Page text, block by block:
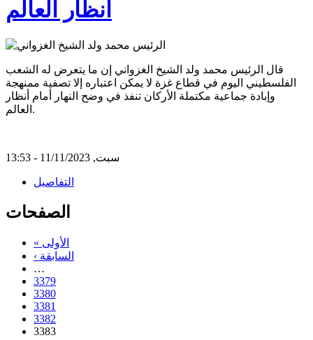
أنظار العالم
قال الرئيس محمد ولد الشيخ الغزواني إن ما يتعرض له الشعب
الفلسطيني اليوم في قطاع غزة لا يمكن اعتباره إلا تصفية ممنهجة
وإبادة جماعية مكتملة الأركان تنفذ في وضح النهار أمام أنظار
العالم.
سبت, 11/11/2023 - 13:53
التفاصيل
الصفحات
« الأولى
‹ السابقة
…
3379
3380
3381
3382
3383